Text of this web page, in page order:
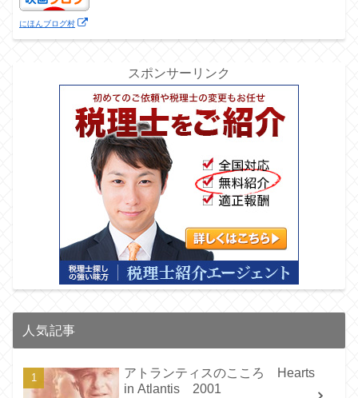
にほんブログ村
スポンサーリンク
人気記事
アトランティスのこころ Hearts
in Atlantis 2001